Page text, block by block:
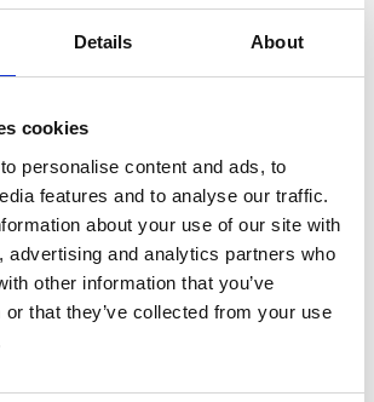
Details About
cookies
personalise content and ads, to
features and to analyse our traffic.
about your use of our site with
advertising and analytics partners who
other information that you’ve
or that they’ve collected from your use
è aumentata fortemente la
nuove abitazioni
Ceca